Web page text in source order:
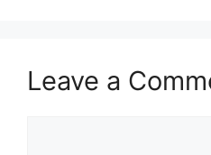
Leave a